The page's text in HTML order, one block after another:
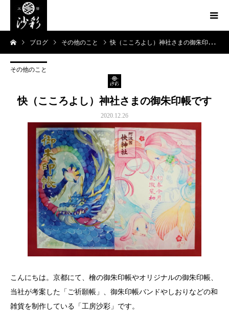
ブログ その他のこと 快（こころよし）神社さまの御朱印帳です
その他のこと
快（こころよし）神社さまの御朱印帳です
2020.12.26
こんにちは。京都にて、檜の御朱印帳やオリジナルの御朱印帳、
当社が考案した「ご祈願帳」、御朱印帳バンドやしおりなどの和
雑貨を制作している「工房沙彩」です。